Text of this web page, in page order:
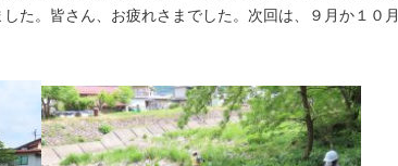
た。皆さん、お疲れさまでした。次回は、９月か１０月